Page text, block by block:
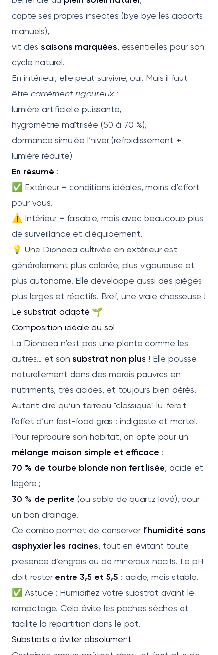
capte ses propres insectes (bye bye les apports
manuels),
vit des saisons marquées, essentielles pour son
cycle naturel.
En intérieur, elle peut survivre, oui. Mais il faut
être carrément rigoureux :
lumière artificielle puissante,
hygrométrie maîtrisée (50 à 70 %),
dormance simulée l’hiver (refroidissement +
lumière réduite).
En résumé :
✅ Extérieur = conditions idéales, moins d’effort
pour vous.
⚠️ Intérieur = faisable, mais avec beaucoup plus
de surveillance et d’équipement.
💡 Une Dionaea cultivée en extérieur est
généralement plus colorée, plus vigoureuse et
plus autonome. Elle développe aussi des pièges
plus larges et réactifs. Bref, une vraie chasseuse !
Le substrat adapté 🌱
Composition idéale du sol
La Dionaea n’est pas une plante comme les
autres… et son substrat non plus ! Elle pousse
naturellement dans des marais pauvres en
nutriments, très acides, et toujours bien aérés.
Autant dire qu’un terreau "classique" lui ferait
l’effet d’un fast-food gras : indigeste et mortel.
Pour reproduire son habitat, on opte pour un
mélange maison simple et efficace :
70 % de tourbe blonde non fertilisée, acide et
légère ;
30 % de perlite (ou sable de quartz lavé), pour
un bon drainage.
Ce combo permet de conserver l’humidité sans
asphyxier les racines, tout en évitant toute
présence d’engrais ou de minéraux nocifs. Le pH
doit rester entre 3,5 et 5,5 : acide, mais stable.
✅ Astuce : Humidifiez votre substrat avant le
rempotage. Cela évite les poches sèches et
facilite la répartition dans le pot.
Substrats à éviter absolument